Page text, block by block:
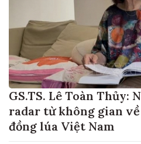
GS.TS. Lê Toàn Thủy:
radar từ không gian
đồng lúa Việt Nam